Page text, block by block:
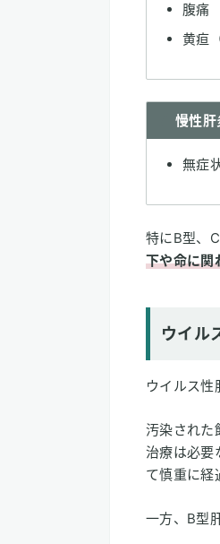
腹痛
黄疸
慢性肝
無症
特にB型、
下や命に関
ウイル
ウイルス性
汚染された
治療は必要
て慎重に経
一方、B型